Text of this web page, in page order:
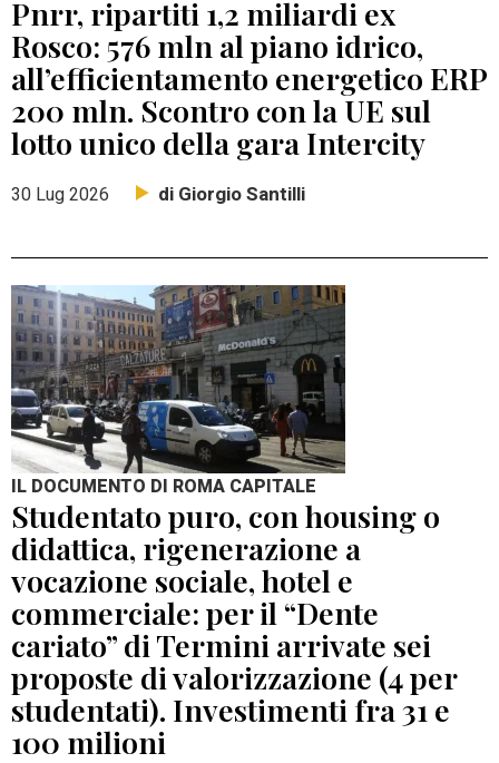
Pnrr, ripartiti 1,2 miliardi ex
Rosco: 576 mln al piano idrico,
all’efficientamento energetico ERP
200 mln. Scontro con la UE sul
lotto unico della gara Intercity
30 Lug 2026 di Giorgio Santilli
IL DOCUMENTO DI ROMA CAPITALE
Studentato puro, con housing o
didattica, rigenerazione a
vocazione sociale, hotel e
commerciale: per il “Dente
cariato” di Termini arrivate sei
proposte di valorizzazione (4 per
studentati). Investimenti fra 31 e
100 milioni